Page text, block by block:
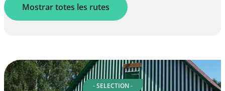
Mostrar totes les rutes
- SELECTION -